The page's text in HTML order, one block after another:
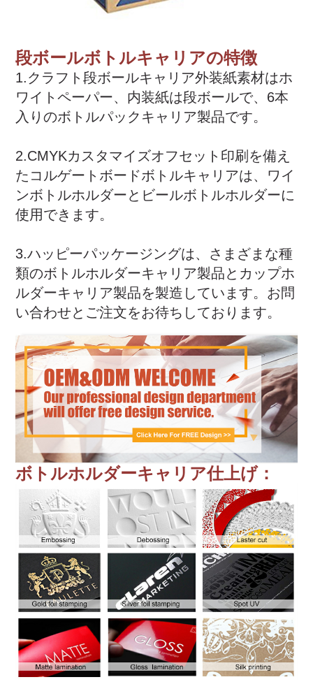
段ボールボトルキャリアの特徴
1.クラフト段ボールキャリア外装紙素材はホ
ワイトペーパー、内装紙は段ボールで、6本
入りのボトルパックキャリア製品です。
2.CMYKカスタマイズオフセット印刷を備え
たコルゲートボードボトルキャリアは、ワイ
ンボトルホルダーとビールボトルホルダーに
使用できます。
3.ハッピーパッケージングは​​、さまざまな種
類のボトルホルダーキャリア製品とカップホ
ルダーキャリア製品を製造しています。お問
い合わせとご注文をお待ちしております。
ボトルホルダーキャリア仕上げ：